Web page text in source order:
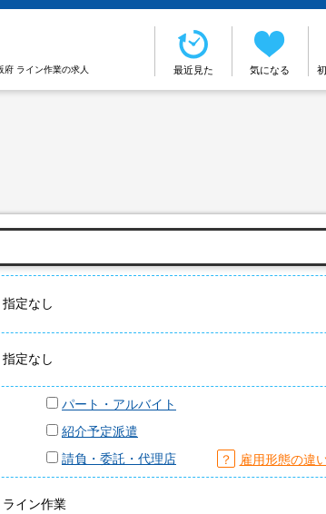
府 ライン作業の求人 最近見た 気になる
指定なし
指定なし
パート・アルバイト
紹介予定派遣
請負・委託・代理店 ？ 雇用形態の違
ライン作業